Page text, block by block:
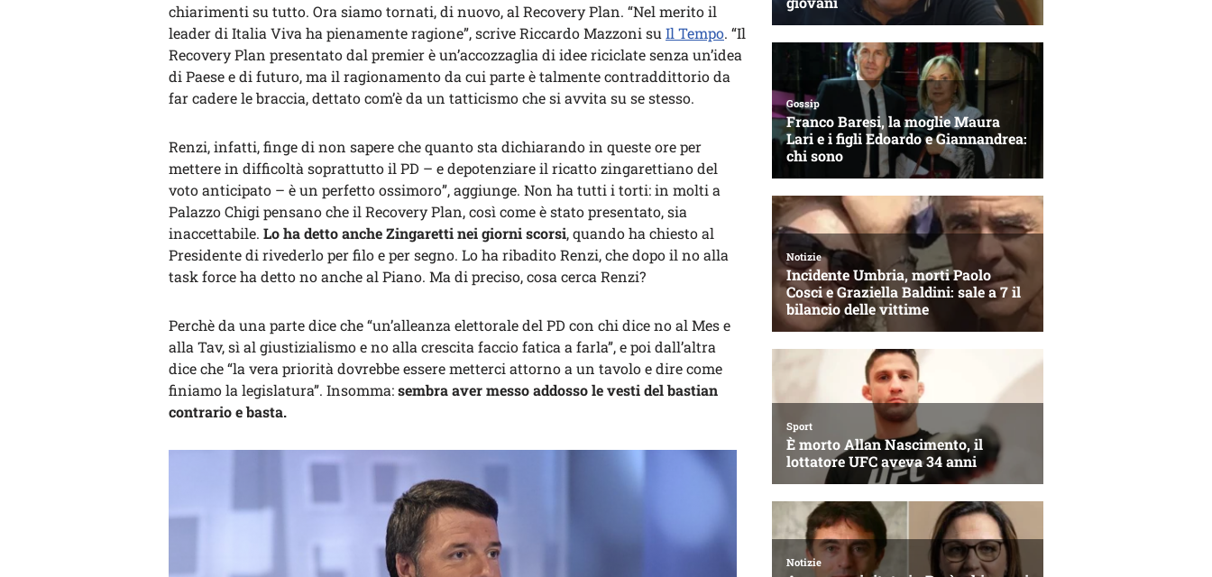
chiarimenti su tutto. Ora siamo tornati, di nuovo, al Recovery Plan. “Nel merito il
leader di Italia Viva ha pienamente ragione”, scrive Riccardo Mazzoni su Il Tempo. “Il
Recovery Plan presentato dal premier è un’accozzaglia di idee riciclate senza un’idea
di Paese e di futuro, ma il ragionamento da cui parte è talmente contraddittorio da
far cadere le braccia, dettato com’è da un tatticismo che si avvita su se stesso.
Renzi, infatti, finge di non sapere che quanto sta dichiarando in queste ore per
mettere in difficoltà soprattutto il PD – e depotenziare il ricatto zingarettiano del
voto anticipato – è un perfetto ossimoro”, aggiunge. Non ha tutti i torti: in molti a
Palazzo Chigi pensano che il Recovery Plan, così come è stato presentato, sia
inaccettabile. Lo ha detto anche Zingaretti nei giorni scorsi, quando ha chiesto al
Presidente di rivederlo per filo e per segno. Lo ha ribadito Renzi, che dopo il no alla
task force ha detto no anche al Piano. Ma di preciso, cosa cerca Renzi?
Perchè da una parte dice che “un’alleanza elettorale del PD con chi dice no al Mes e
alla Tav, sì al giustizialismo e no alla crescita faccio fatica a farla”, e poi dall’altra
dice che “la vera priorità dovrebbe essere metterci attorno a un tavolo e dire come
finiamo la legislatura”. Insomma:sembra aver messo addosso le vesti del bastian
contrario e basta.